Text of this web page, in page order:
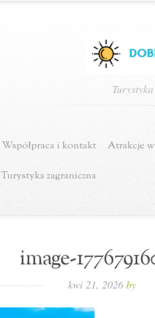
Współpraca i kontakt Atrakcje
Turystyka zagraniczna
image-
kwi 21, 2026 by